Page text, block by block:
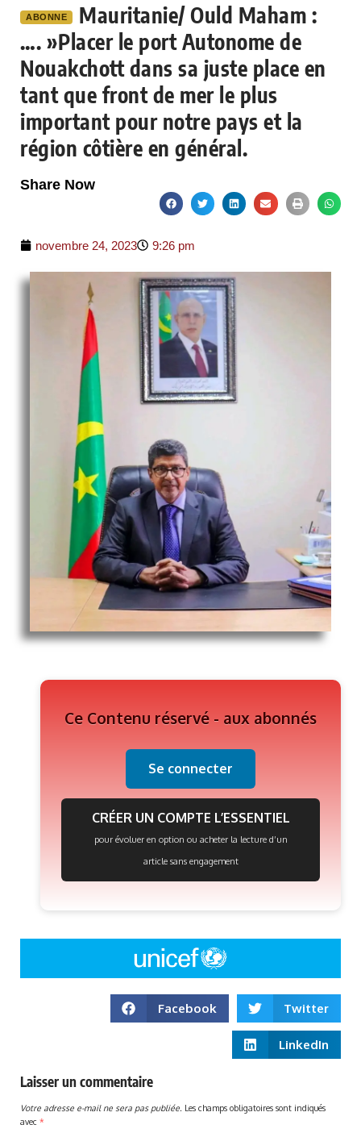
ABONNE
Mauritanie/ Ould Maham :
…. »Placer le port Autonome de
Nouakchott dans sa juste place en
tant que front de mer le plus
important pour notre pays et la
région côtière en général.
Share Now
novembre 24, 2023 9:26 pm
Ce Contenu réservé - aux abonnés
Se connecter
CRÉER UN COMPTE L’ESSENTIEL
pour évoluer en option ou acheter la lecture d’un
article sans engagement
Facebook Twitter
LinkedIn
Laisser un commentaire
Votre adresse e-mail ne sera pas publiée. Les champs obligatoires sont indiqués
avec *